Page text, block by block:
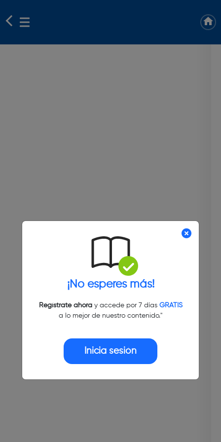
¡No esperes más!
Regístrate ahoray accede por 7 días GRATIS
a lo mejor de nuestro contenido."
Inicia sesión